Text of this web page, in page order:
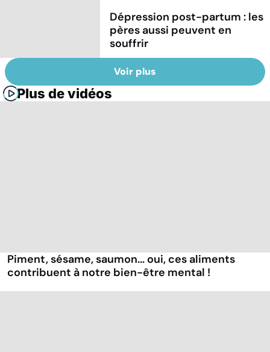
Dépression post-partum : les
pères aussi peuvent en
souffrir
Voir plus
Plus de vidéos
Piment, sésame, saumon... oui, ces aliments
contribuent à notre bien-être mental !